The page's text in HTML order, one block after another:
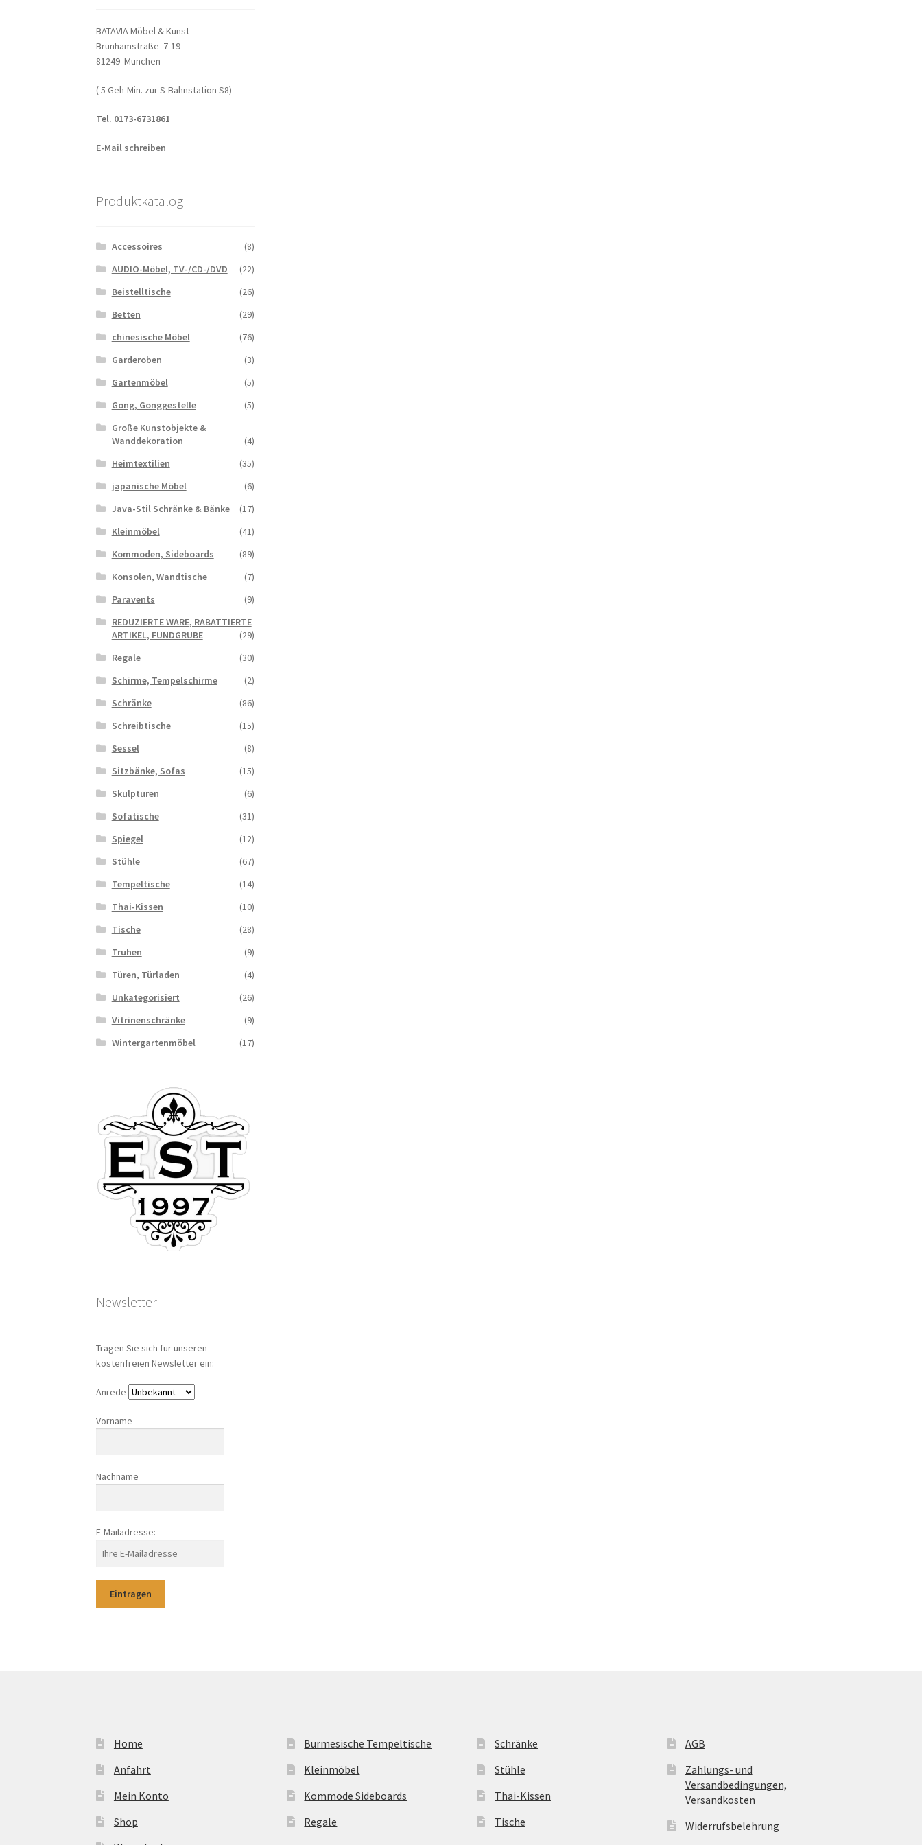
BATAVIA Möbel & Kunst
Brunhamstraße 7-19
81249 München
( 5 Geh-Min. zur S-Bahnstation S8)
Tel. 0173-6731861
E-Mail schreiben
Produktkatalog
Accessoires
(8)
AUDIO-Möbel, TV-/CD-/DVD
(22)
Beistelltische
(26)
Betten
(29)
chinesische Möbel
(76)
Garderoben
(3)
Gartenmöbel
(5)
Gong, Gonggestelle
(5)
Große Kunstobjekte &
Wanddekoration
(4)
Heimtextilien
(35)
japanische Möbel
(6)
Java-Stil Schränke & Bänke
(17)
Kleinmöbel
(41)
Kommoden, Sideboards
(89)
Konsolen, Wandtische
(7)
Paravents
(9)
REDUZIERTE WARE, RABATTIERTE
ARTIKEL, FUNDGRUBE
(29)
Regale
(30)
Schirme, Tempelschirme
(2)
Schränke
(86)
Schreibtische
(15)
Sessel
(8)
Sitzbänke, Sofas
(15)
Skulpturen
(6)
Sofatische
(31)
Spiegel
(12)
Stühle
(67)
Tempeltische
(14)
Thai-Kissen
(10)
Tische
(28)
Truhen
(9)
Türen, Türladen
(4)
Unkategorisiert
(26)
Vitrinenschränke
(9)
Wintergartenmöbel
(17)
Newsletter
Tragen Sie sich für unseren
kostenfreien Newsletter ein:
Anrede
Vorname
Nachname
E-Mailadresse:
Home
Anfahrt
Mein Konto
Shop
Burmesische Tempeltische
Kleinmöbel
Kommode Sideboards
Regale
Schränke
Stühle
Thai-Kissen
Tische
AGB
Zahlungs- und
Versandbedingungen,
Versandkosten
Widerrufsbelehrung